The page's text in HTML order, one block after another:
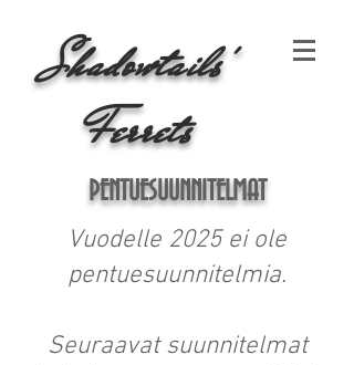
Shadowtails'
Ferrets
PENTUESUUNNITELMAT
Vuodelle 2025 ei ole
pentuesuunnitelmia.
Seuraavat suunnitelmat